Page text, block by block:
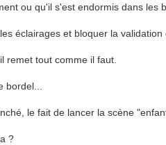
ou qu'il s'est endormis dans les
éclairages et bloquer la validation
remet tout comme il faut.
bordel...
le fait de lancer la scène
?